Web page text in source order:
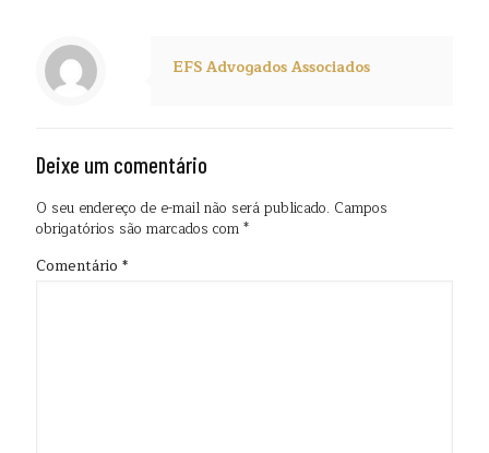
EFS Advogados Associados
Deixe um comentário
O seu endereço de e-mail não será publicado. Campos
obrigatórios são marcados com*
Comentário *